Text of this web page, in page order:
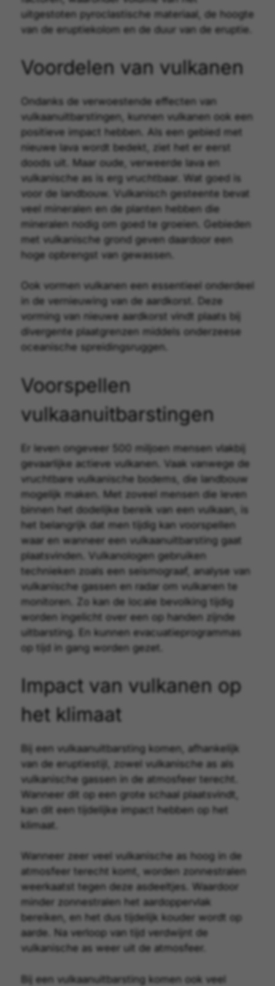
uitgestoten pyroclastische materiaal, de hoogte
van de eruptiekolom en de duur van de eruptie.
Voordelen van vulkanen
Ondanks de verwoestende effecten van
vulkaanuitbarstingen, kunnen vulkanen ook een
positieve impact hebben. Als een gebied met
nieuwe lava wordt bedekt, ziet het er eerst
doods uit. Maar oude, verweerde lava en
vulkanische as is erg vruchtbaar. Wat goed is
voor de landbouw. Vulkanisch gesteente bevat
veel mineralen en de planten hebben die
mineralen nodig om goed te groeien. Gebieden
met vulkanische grond geven daardoor een
hoge opbrengst van gewassen.
Ook vormen vulkanen een essentieel onderdeel
in de vernieuwing van de aardkorst
. Deze
vorming van nieuwe aardkorst vindt plaats bij
divergente plaatgrenzen middels onderzeese
oceanische spreidingsruggen
Voorspellen
vulkaanuitbarstingen
Er leven ongeveer 500 miljoen mensen vlakbij
gevaarlijke actieve vulkanen. Vaak vanwege de
vruchtbare vulkanische bodems, die landbouw
mogelijk maken. Met zoveel mensen die leven
binnen het dodelijke bereik van een vulkaan, is
het belangrijk dat men tijdig kan voorspellen
waar en wanneer een vulkaanuitbarsting gaat
plaatsvinden. Vulkanologen gebruiken
technieken zoals een seismograaf, analyse van
vulkanische gassen en radar om vulkanen te
monitoren. Zo kan de locale bevolking tijdig
worden ingelicht over een op handen zijnde
uitbarsting. En kunnen evacuatieprogrammas
op tijd in gang worden gezet.
Impact van vulkanen op
het klimaat
Bij een vulkaanuitbarsting komen, afhankelijk
van de eruptiestijl, zowel vulkanische as als
vulkanische gassen in de atmosfeer terecht.
Wanneer dit op een grote schaal plaatsvindt,
kan dit een tijdelijke impact hebben op het
klimaat
Wanneer zeer veel vulkanische as hoog in de
atmosfeer terecht komt, worden zonnestralen
weerkaatst tegen deze asdeeltjes. Waardoor
minder zonnestralen het aardoppervlak
bereiken, en het dus tijdelijk kouder wordt op
aarde. Na verloop van tijd verdwijnt de
vulkanische as weer uit de atmosfeer.
Bij een vulkaanuitbarsting komen ook veel